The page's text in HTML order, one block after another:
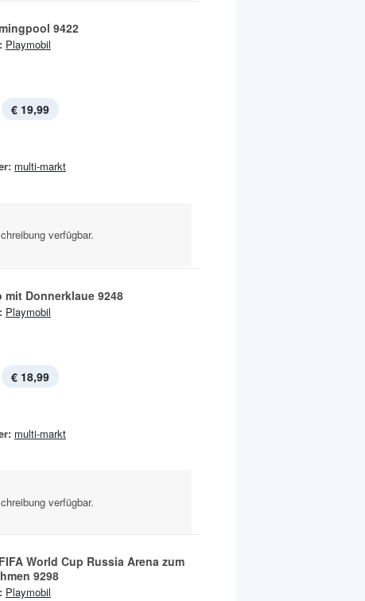
9422
Playmobil
€ 19,99
multi-markt
verfügbar.
mit Donnerklaue 9248
Playmobil
€ 18,99
multi-markt
verfügbar.
World Cup Russia Arena zum
9298
Playmobil